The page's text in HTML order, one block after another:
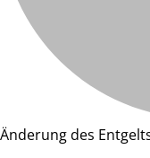
Änderung des